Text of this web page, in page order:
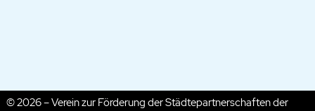
© 2026 – Verein zur Förderung der Städtepartnerschaften der